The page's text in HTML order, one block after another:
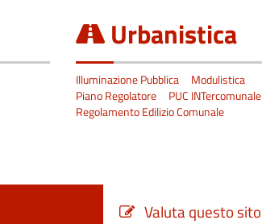
Urbanistica
Illuminazione Pubblica
Modulistica
Piano Regolatore
PUC INTercomunale
Regolamento Edilizio Comunale
Valuta questo sito